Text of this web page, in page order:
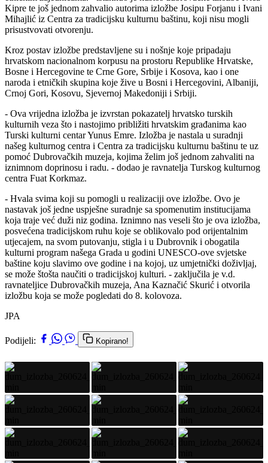
Kipre te još jednom zahvalio autorima izložbe Josipu Forjanu i Ivani
Mihajlić iz Centra za tradicijsku kulturnu baštinu, koji nisu mogli
prisustvovati otvorenju.
Kroz postav izložbe predstavljene su i nošnje koje pripadaju
hrvatskom nacionalnom korpusu na prostoru Republike Hrvatske,
Bosne i Hercegovine te Crne Gore, Srbije i Kosova, kao i one
naroda i etničkih skupina koje žive u Bosni i Hercegovini, Albaniji,
Crnoj Gori, Kosovu, Sjevernoj Makedoniji i Srbiji.
- Ova vrijedna izložba je izvrstan pokazatelj hrvatsko turskih
kulturnih veza što i nastojimo približiti hrvatskim građanima kao
Turski kulturni centar Yunus Emre. Izložba je nastala u suradnji
našeg kulturnog centra i Centra za tradicijsku kulturnu baštinu te uz
pomoć Dubrovačkih muzeja, kojima želim još jednom zahvaliti na
iznimnom doprinosu i radu. - dodao je ravnatelja Turskog kulturnog
centra Fuat Korkmaz.
- Hvala svima koji su pomogli u realizaciji ove izložbe. Ovo je
nastavak još jedne uspješne suradnje sa spomenutim institucijama
koja traje već duži niz godina. Iznimno nas veseli što je ova izložba,
posvećena tradicijskom ruhu koje se oblikovalo pod orijentalnim
utjecajem, na svom putovanju, stigla i u Dubrovnik i obogatila
kulturni program našega Grada u godini UNESCO-ove svjetske
baštine koju slavimo ove godine i na kojoj, uz umjetnički doživljaj,
se može štošta naučiti o tradicijskoj kulturi. - zaključila je v.d.
ravnateljice Dubrovačkih muzeja, Ana Kaznačić Skurić i otvorila
izložbu koja se može pogledati do 8. kolovoza.
JPA
Podijeli: Kopirano!